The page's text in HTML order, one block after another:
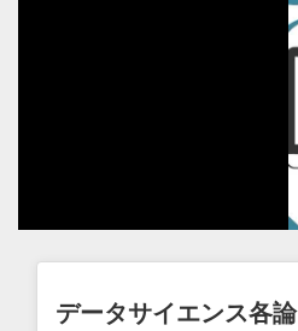
データサイエンス各論